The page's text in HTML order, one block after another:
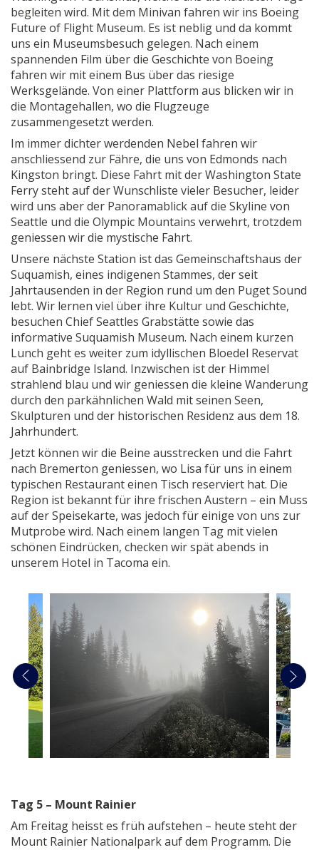
begleiten wird. Mit dem Minivan fahren wir ins Boeing
Future of Flight Museum. Es ist neblig und da kommt
uns ein Museumsbesuch gelegen. Nach einem
spannenden Film über die Geschichte von Boeing
fahren wir mit einem Bus über das riesige
Werksgelände. Von einer Plattform aus blicken wir in
die Montagehallen, wo die Flugzeuge
zusammengesetzt werden.
Im immer dichter werdenden Nebel fahren wir
anschliessend zur Fähre, die uns von Edmonds nach
Kingston bringt. Diese Fahrt mit der Washington State
Ferry steht auf der Wunschliste vieler Besucher, leider
wird uns aber der Panoramablick auf die Skyline von
Seattle und die Olympic Mountains verwehrt, trotzdem
geniessen wir die mystische Fahrt.
Unsere nächste Station ist das Gemeinschaftshaus der
Suquamish, eines indigenen Stammes, der seit
Jahrtausenden in der Region rund um den Puget Sound
lebt. Wir lernen viel über ihre Kultur und Geschichte,
besuchen Chief Seattles Grabstätte sowie das
informative Suquamish Museum. Nach einem kurzen
Lunch geht es weiter zum idyllischen Bloedel Reservat
auf Bainbridge Island. Inzwischen ist der Himmel
strahlend blau und wir geniessen die kleine Wanderung
durch den parkähnlichen Wald mit seinen Seen,
Skulpturen und der historischen Residenz aus dem 18.
Jahrhundert.
Jetzt können wir die Beine ausstrecken und die Fahrt
nach Bremerton geniessen, wo Lisa für uns in einem
typischen Restaurant einen Tisch reserviert hat. Die
Region ist bekannt für ihre frischen Austern – ein Muss
auf der Speisekarte, was jedoch für einige von uns zur
Mutprobe wird. Nach einem langen Tag mit vielen
schönen Eindrücken, checken wir spät abends in
unserem Hotel in Tacoma ein.
Tag 5 – Mount Rainier
Am Freitag heisst es früh aufstehen – heute steht der
Mount Rainier Nationalpark auf dem Programm. Die